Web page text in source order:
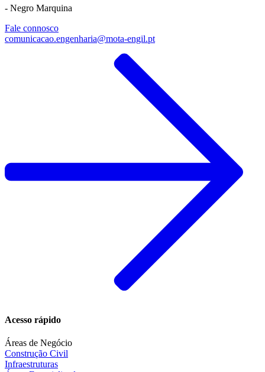
- Negro Marquina
Fale connosco
comunicacao.engenharia@mota-engil.pt
Acesso rápido
Áreas de Negócio
Construção Civil
Infraestruturas